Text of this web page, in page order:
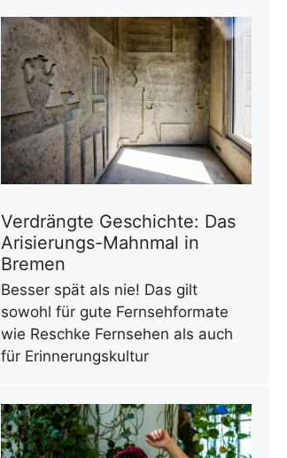
Verdrängte Geschichte: Das
Arisierungs-Mahnmal in
Bremen
Besser spät als nie! Das gilt
sowohl für gute Fernsehformate
wie Reschke Fernsehen als auch
für Erinnerungskultur